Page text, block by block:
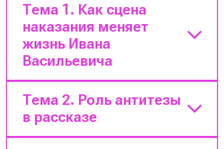
Тема 1. Как сцена
наказания меняет
жизнь Ивана
Васильевича
Логика рассуждения:
Опиши изначальные планы
молодого человека. Он
Тема 2. Роль антитезы
в рассказе